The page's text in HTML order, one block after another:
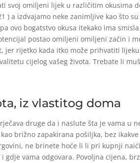
svoj omiljeni lijek u različitim okusima
a izdvajamo neke zanimljive kao što
ovo bogatstvo okusa itekako ima
postao omiljeni omiljeni začin i
jer rijetko kada itko može prihvatiti
cijelog vašeg života. Trebate li
iz vlastitog doma
druge da i naslute šta je vama u
brižno zapakirana pošiljka, bez
ne brinete hoće li li pri kupnji
vama odgovara. Povoljna cijena,